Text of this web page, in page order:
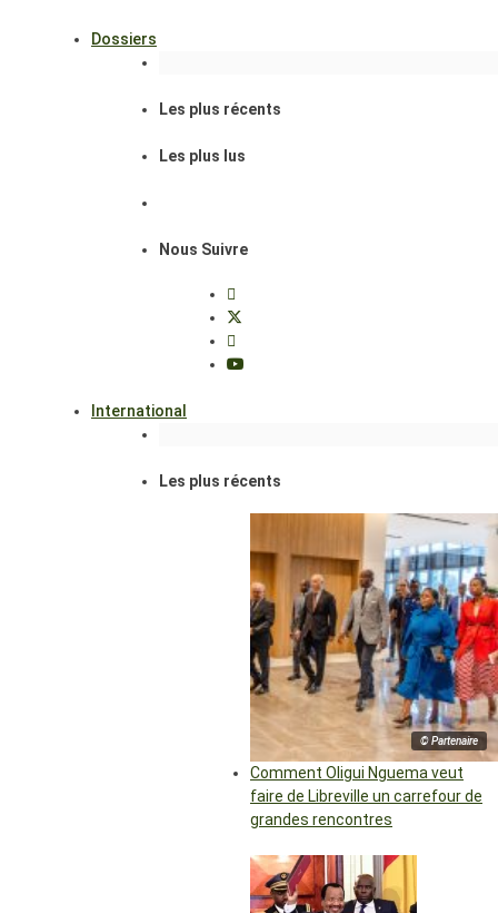
Dossiers
Les plus récents
Les plus lus
Nous Suivre
International
Les plus récents
© Partenaire
Comment Oligui Nguema veut
faire de Libreville un carrefour de
grandes rencontres